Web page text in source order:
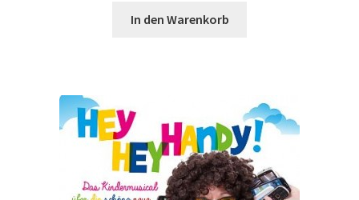
In den Warenkorb